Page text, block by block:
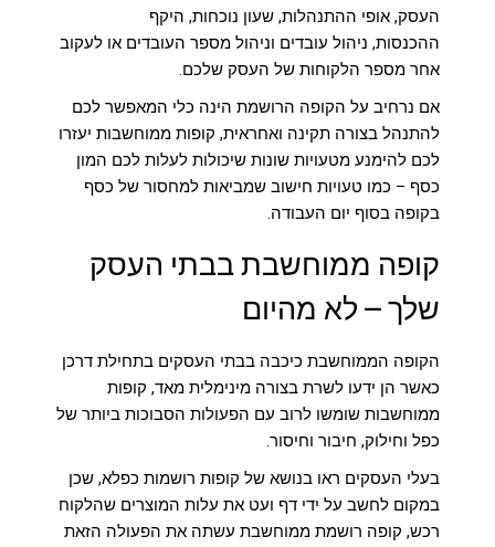
העסק, אופי ההתנהלות, שעון נוכחות, היקף
ההכנסות, ניהול עובדים וניהול מספר העובדים או לעקוב
אחר מספר הלקוחות של העסק שלכם.
אם נרחיב על הקופה הרושמת הינה כלי המאפשר לכם
להתנהל בצורה תקינה ואחראית, קופות ממוחשבות יעזרו
לכם להימנע מטעויות שונות שיכולות לעלות לכם המון
כסף – כמו טעויות חישוב שמביאות למחסור של כסף
בקופה בסוף יום העבודה.
קופה ממוחשבת בבתי העסק
שלך – לא מהיום
הקופה הממוחשבת כיכבה בבתי העסקים בתחילת דרכן
כאשר הן ידעו לשרת בצורה מינימלית מאד, קופות
ממוחשבות שומשו לרוב עם הפעולות הסבוכות ביותר של
כפל וחילוק, חיבור וחיסור.
בעלי העסקים ראו בנושא של קופות רושמות כפלא, שכן
במקום לחשב על ידי דף ועט את עלות המוצרים שהלקוח
רכש, קופה רושמת ממוחשבת עשתה את הפעולה הזאת